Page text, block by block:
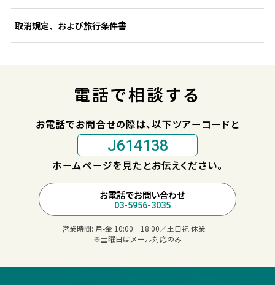
取消規定、および旅行条件書
電話で相談する
お電話でお問合せの際は、以下ツアーコードと
J614138
ホームページを見たとお伝えください。
お電話でお問い合わせ
03-5956-3035
営業時間: 月-金 10:00‐18:00／土日祝 休業
※土曜日はメール対応のみ